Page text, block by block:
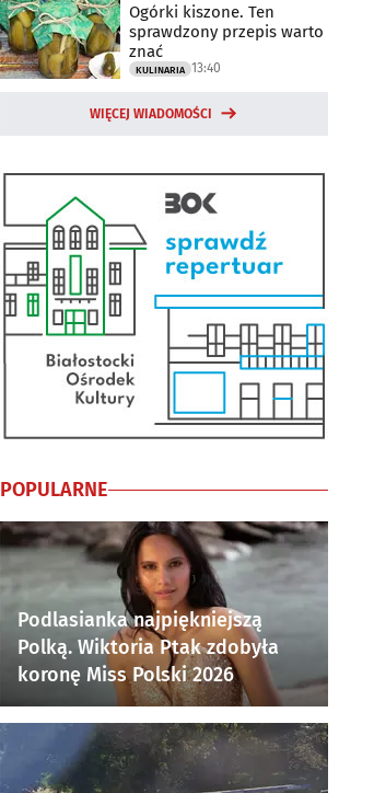
Ogórki kiszone. Ten
sprawdzony przepis warto
znać
KULINARIA 13:40
WIĘCEJ WIADOMOŚCI
POPULARNE
Podlasianka najpiękniejszą
Polką. Wiktoria Ptak zdobyła
koronę Miss Polski 2026